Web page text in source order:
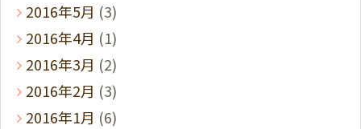
2016年5月 (3)
2016年4月 (1)
2016年3月 (2)
2016年2月 (3)
2016年1月 (6)